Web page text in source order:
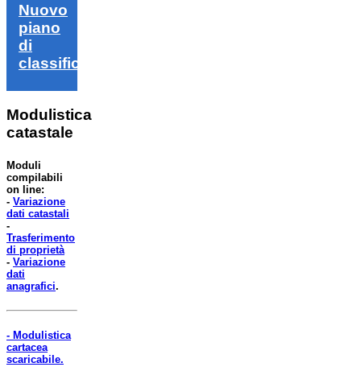
Nuovo
piano
di
classifica
Modulistica
catastale
Moduli
compilabili
on line:
- Variazione
dati catastali
-
Trasferimento
di proprietà
- Variazione
dati
anagrafici.
- Modulistica
cartacea
scaricabile.